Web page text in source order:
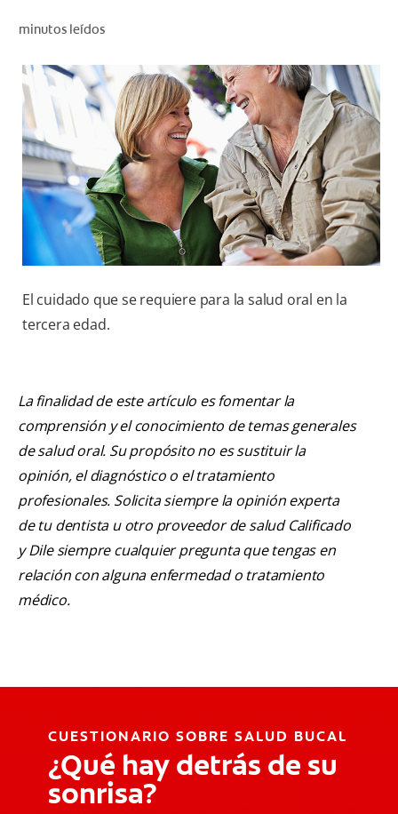
PROMOCIONES
CR (ES)
SUSCRÍBASE
minutos leídos
El cuidado que se requiere para la salud oral en la
tercera edad.
La finalidad de este artículo es fomentar la
comprensión y el conocimiento de temas generales
de salud oral. Su propósito no es sustituir la
opinión, el diagnóstico o el tratamiento
profesionales. Solicita siempre la opinión experta
de tu dentista u otro proveedor de salud Calificado
y Dile siempre cualquier pregunta que tengas en
relación con alguna enfermedad o tratamiento
médico.
CUESTIONARIO SOBRE SALUD BUCAL
¿Qué hay detrás de su
sonrisa?